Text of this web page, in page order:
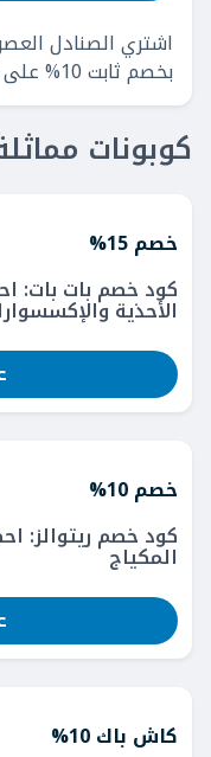
اشتري الصنادل
بخصم ثابت 10% على طلبك.
كوبونات
خصم 15%
الأحذية
خصم 10%
المكياج
كاش باك 10%